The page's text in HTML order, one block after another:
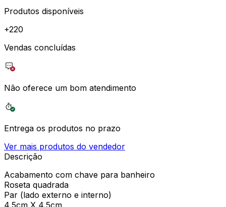
Produtos disponíveis
+220
Vendas concluídas
Não oferece um bom atendimento
Entrega os produtos no prazo
Ver mais produtos do vendedor
Descrição
Acabamento com chave para banheiro
Roseta quadrada
Par (lado externo e interno)
4,5cm X 4,5cm